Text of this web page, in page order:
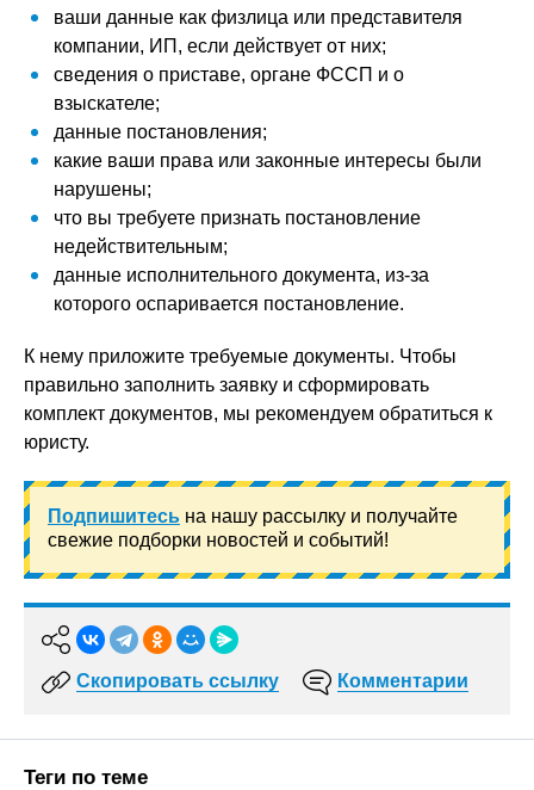
ваши данные как физлица или представителя
компании, ИП, если действует от них;
сведения о приставе, органе ФССП и о
взыскателе;
данные постановления;
какие ваши права или законные интересы были
нарушены;
что вы требуете признать постановление
недействительным;
данные исполнительного документа, из-за
которого оспаривается постановление.
К нему приложите требуемые документы. Чтобы
правильно заполнить заявку и сформировать
комплект документов, мы рекомендуем обратиться к
юристу.
Подпишитесь на нашу рассылку и получайте
свежие подборки новостей и событий!
Скопировать ссылку Комментарии
Теги по теме